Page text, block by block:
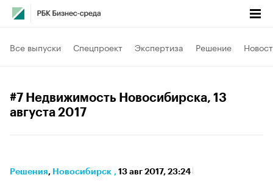
Все выпуски Спецпроект Экспертиза Решение
#7 Недвижимость Новосибирска, 13
августа 2017
Решения⁠, Новосибирск , 13 авг 2017, 23:24